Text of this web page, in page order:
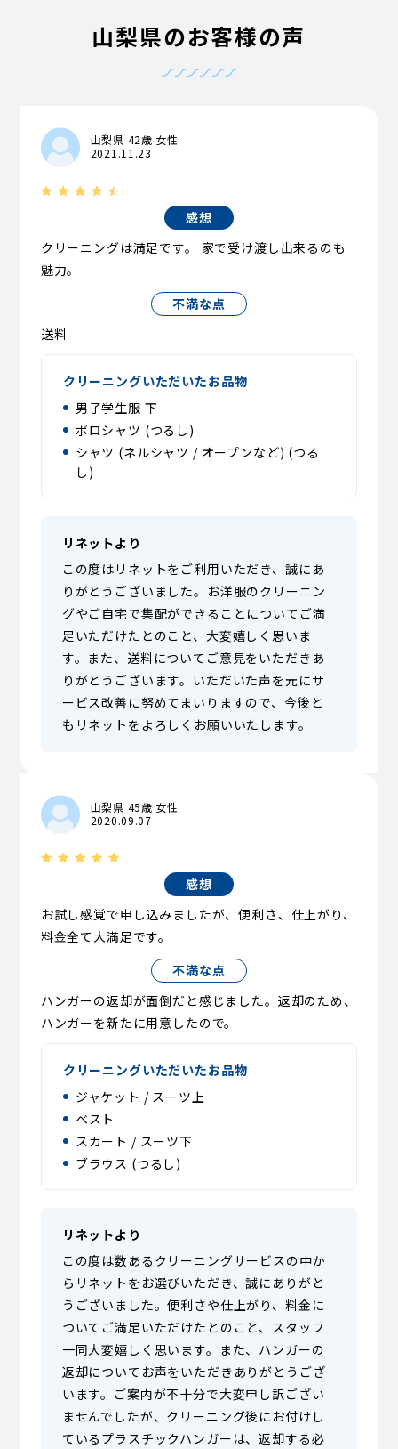
山梨県のお客様の声
山梨県 42歳 女性
2021.11.23
感想
クリーニングは満足です。 家で受け渡し出来るのも
魅力。
不満な点
送料
クリーニングいただいたお品物
男子学生服 下
ポロシャツ (つるし)
シャツ (ネルシャツ / オープンなど) (つる
し)
リネットより
この度はリネットをご利用いただき、誠にあ
りがとうございました。お洋服のクリーニン
グやご自宅で集配ができることについてご満
足いただけたとのこと、大変嬉しく思いま
す。また、送料についてご意見をいただきあ
りがとうございます。いただいた声を元にサ
ービス改善に努めてまいりますので、今後と
もリネットをよろしくお願いいたします。
山梨県 45歳 女性
2020.09.07
感想
お試し感覚で申し込みましたが、便利さ、仕上がり、
料金全て大満足です。
不満な点
ハンガーの返却が面倒だと感じました。返却のため、
ハンガーを新たに用意したので。
クリーニングいただいたお品物
ジャケット / スーツ上
ベスト
スカート / スーツ下
ブラウス (つるし)
リネットより
この度は数あるクリーニングサービスの中か
らリネットをお選びいただき、誠にありがと
うございました。便利さや仕上がり、料金に
ついてご満足いただけたとのこと、スタッフ
一同大変嬉しく思います。また、ハンガーの
返却についてお声をいただきありがとうござ
います。ご案内が不十分で大変申し訳ござい
ませんでしたが、クリーニング後にお付けし
ているプラスチックハンガーは、返却する必